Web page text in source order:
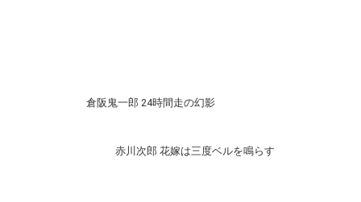
倉阪鬼一郎 24時間走の幻影
赤川次郎 花嫁は三度ベルを鳴らす